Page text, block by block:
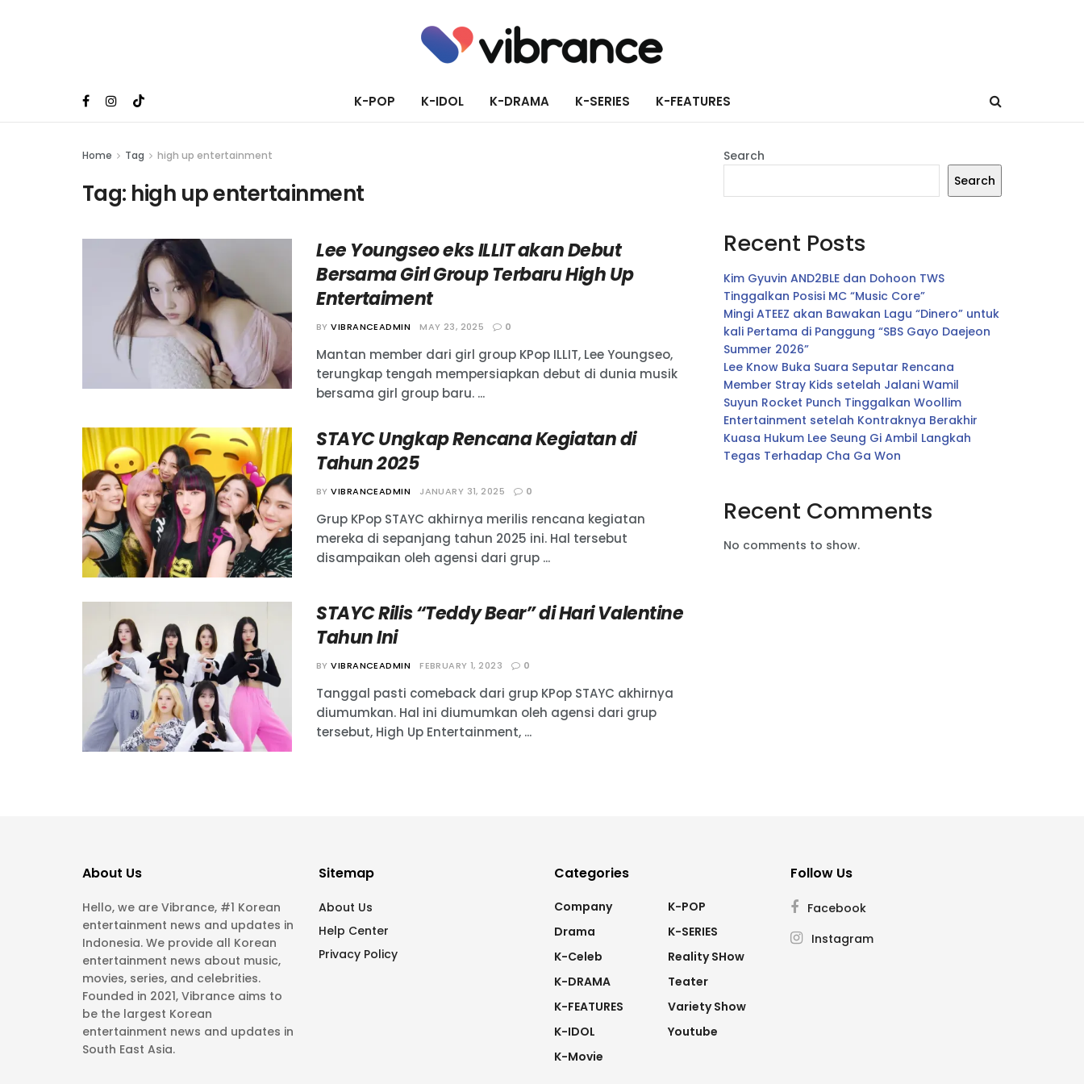
K-POP K-IDOL K-DRAMA K-SERIES K-FEATURES
Home Tag high up entertainment
Tag: high up entertainment
Lee Youngseo eks ILLIT akan Debut
Bersama Girl Group Terbaru High Up
Entertaiment
BY VIBRANCEADMIN MAY 23, 2025 0
Mantan member dari girl group KPop ILLIT, Lee Youngseo,
terungkap tengah mempersiapkan debut di dunia musik
bersama girl group baru. ...
STAYC Ungkap Rencana Kegiatan di
Tahun 2025
BY VIBRANCEADMIN JANUARY 31, 2025 0
Grup KPop STAYC akhirnya merilis rencana kegiatan
mereka di sepanjang tahun 2025 ini. Hal tersebut
disampaikan oleh agensi dari grup ...
STAYC Rilis “Teddy Bear” di Hari Valentine
Tahun Ini
BY VIBRANCEADMIN FEBRUARY 1, 2023 0
Tanggal pasti comeback dari grup KPop STAYC akhirnya
diumumkan. Hal ini diumumkan oleh agensi dari grup
tersebut, High Up Entertainment, ...
Search
Search
Recent Posts
Kim Gyuvin AND2BLE dan Dohoon TWS
Tinggalkan Posisi MC “Music Core”
Mingi ATEEZ akan Bawakan Lagu “Dinero” untuk
kali Pertama di Panggung “SBS Gayo Daejeon
Summer 2026”
Lee Know Buka Suara Seputar Rencana
Member Stray Kids setelah Jalani Wamil
Suyun Rocket Punch Tinggalkan Woollim
Entertainment setelah Kontraknya Berakhir
Kuasa Hukum Lee Seung Gi Ambil Langkah
Tegas Terhadap Cha Ga Won
Recent Comments
No comments to show.
About Us
Hello, we are Vibrance, #1 Korean
entertainment news and updates in
Indonesia. We provide all Korean
entertainment news about music,
movies, series, and celebrities.
Founded in 2021, Vibrance aims to
be the largest Korean
entertainment news and updates in
South East Asia.
Sitemap
About Us
Help Center
Privacy Policy
Categories
Company
Drama
K-Celeb
K-DRAMA
K-FEATURES
K-IDOL
K-Movie
K-POP
K-SERIES
Reality SHow
Teater
Variety Show
Youtube
Follow Us
Facebook
Instagram